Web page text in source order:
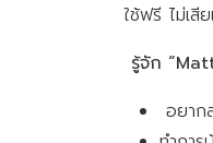
ใช้ฟรี ไม่เ
รู้จัก
อยาก